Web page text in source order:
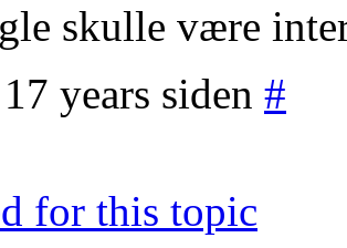
skulle være
years siden #
for this topic